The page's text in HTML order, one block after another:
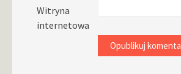
Witryna
internetowa